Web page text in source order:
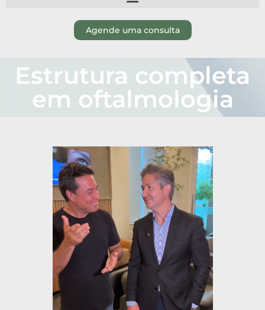
Agende uma consulta
Estrutura completa
em oftalmologia